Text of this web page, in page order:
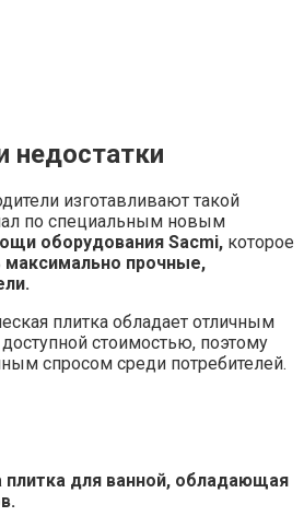
недостатки
изготавливают такой
по специальным новым
оборудования Sacmi, которое
максимально прочные,
плитка обладает отличным
стоимостью, поэтому
спросом среди потребителей.
плитка для ванной, обладающая